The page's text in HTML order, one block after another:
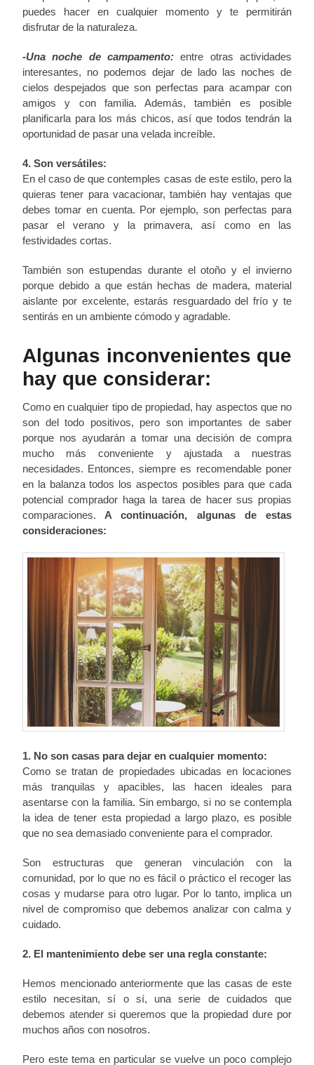
puedes hacer en cualquier momento y te permitirán
disfrutar de la naturaleza.
-Una noche de campamento: entre otras actividades
interesantes, no podemos dejar de lado las noches de
cielos despejados que son perfectas para acampar con
amigos y con familia. Además, también es posible
planificarla para los más chicos, así que todos tendrán la
oportunidad de pasar una velada increíble.
4. Son versátiles:
En el caso de que contemples casas de este estilo, pero la
quieras tener para vacacionar, también hay ventajas que
debes tomar en cuenta. Por ejemplo, son perfectas para
pasar el verano y la primavera, así como en las
festividades cortas.
También son estupendas durante el otoño y el invierno
porque debido a que están hechas de madera, material
aislante por excelente, estarás resguardado del frío y te
sentirás en un ambiente cómodo y agradable.
Algunas inconvenientes que
hay que considerar:
Como en cualquier tipo de propiedad, hay aspectos que no
son del todo positivos, pero son importantes de saber
porque nos ayudarán a tomar una decisión de compra
mucho más conveniente y ajustada a nuestras
necesidades. Entonces, siempre es recomendable poner
en la balanza todos los aspectos posibles para que cada
potencial comprador haga la tarea de hacer sus propias
comparaciones. A continuación, algunas de estas
consideraciones:
1. No son casas para dejar en cualquier momento:
Como se tratan de propiedades ubicadas en locaciones
más tranquilas y apacibles, las hacen ideales para
asentarse con la familia. Sin embargo, si no se contempla
la idea de tener esta propiedad a largo plazo, es posible
que no sea demasiado conveniente para el comprador.
Son estructuras que generan vinculación con la
comunidad, por lo que no es fácil o práctico el recoger las
cosas y mudarse para otro lugar. Por lo tanto, implica un
nivel de compromiso que debemos analizar con calma y
cuidado.
2. El mantenimiento debe ser una regla constante:
Hemos mencionado anteriormente que las casas de este
estilo necesitan, sí o sí, una serie de cuidados que
debemos atender si queremos que la propiedad dure por
muchos años con nosotros.
Pero este tema en particular se vuelve un poco complejo